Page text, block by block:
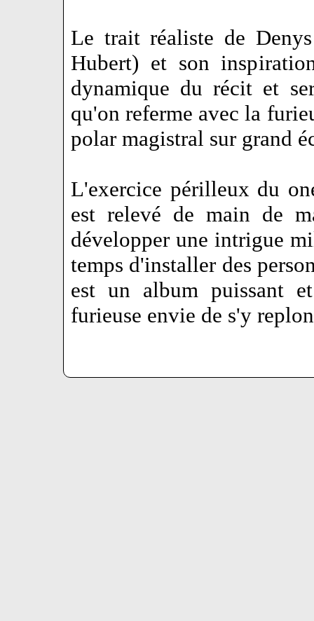
Le trait réaliste de
Hubert) et son
dynamique du récit et
qu'on referme avec la
polar magistral sur grand
L'exercice périlleux du
est relevé de main de
développer une intrigue
temps d'installer des
est un album puissant
furieuse envie de s'y